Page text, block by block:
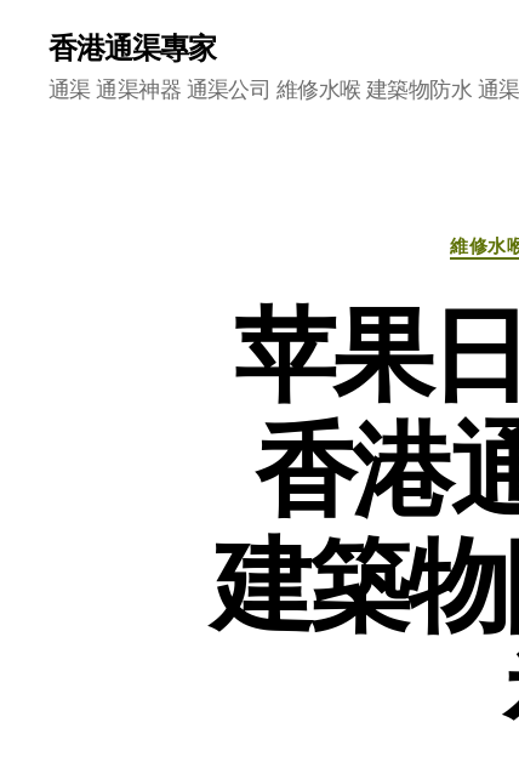
香港通渠專家
通渠 通渠神器 通渠公司 維修水喉 建築物防水 通
維修水
苹果
香港
建築